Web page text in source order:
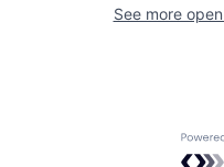
See more